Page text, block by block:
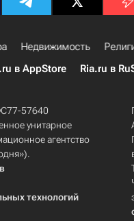
Недвижимость
в AppStore Ria.ru в
57640
унитарное
агентство
технологий